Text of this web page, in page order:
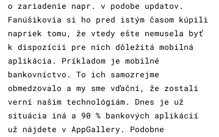
o zariadenie napr. v podobe updatov.
Fanúšikovia si ho pred istým časom kúpili
napriek tomu, že vtedy ešte nemusela byť
k dispozícii pre nich dôležitá mobilná
aplikácia. Príkladom je mobilné
bankovníctvo. To ich samozrejme
obmedzovalo a my sme vďační, že zostali
verní našim technológiám. Dnes je už
situácia iná a 90 % bankových aplikácií
už nájdete v AppGallery. Podobne